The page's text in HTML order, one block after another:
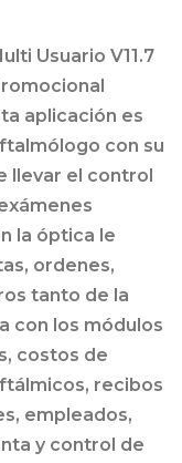
Usuario V11.7
aplicación es
con su
llevar el control
la óptica le
ordenes,
tanto de la
con los módulos
costos de
recibos
empleados,
y control de